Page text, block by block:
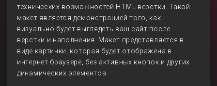
технических возможностей HTML верстки. Такой
макет является демонстрацией того, как
визуально будет выглядеть ваш сайт после
верстки и наполнения. Макет представляется в
виде картинки, которая будет отображена в
интернет браузере, без активных кнопок и других
динамических элементов.